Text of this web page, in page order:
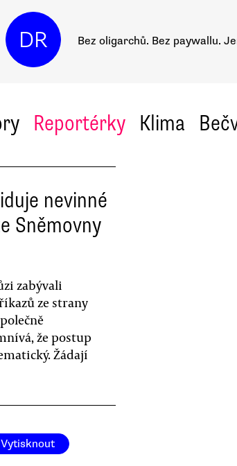
DR Bez oligarchů. Bez paywallu.
Reportérky Klima
nevinné
Sněmovny
zabývali
ze strany
že postup
Žádají
Vytisknout